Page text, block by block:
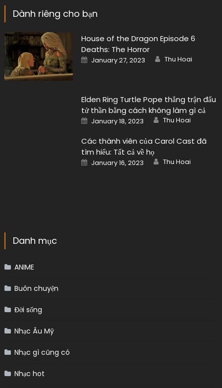
Dành riêng cho bạn
House of the Dragon Episode 6
Deaths: The Horror
Posted
on
January 27, 2023 Author
Thu Hoai
Elden Ring Turtle Pope thắng trận đấu
tử thần bằng cách không làm gì cả
Posted
on
January 18, 2023 Author
Thu Hoai
Các thành viên của Carol Cast đã
tìm hiểu: Tất cả về họ
Posted
on
January 16, 2023 Author
Thu Hoai
Buôn chuyện
Đời sống
Nhạc Âu Mỹ
Nhạc gì cũng có
Nhạc hot
Nhạc Trẻ